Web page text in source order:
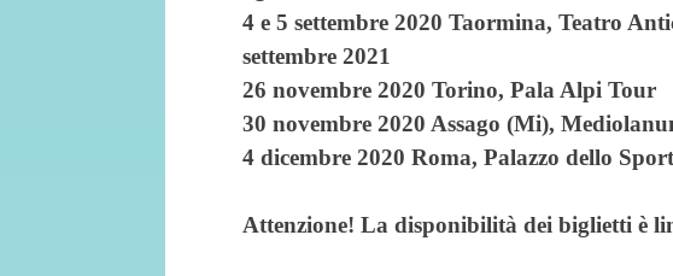
4 e 5 settembre 2020 Taormina, Teatro
settembre 2021
26 novembre 2020 Torino, Pala Alpi Tour
30 novembre 2020 Assago (Mi),
4 dicembre 2020 Roma, Palazzo dello Sport
Attenzione! La disponibilità dei biglietti è